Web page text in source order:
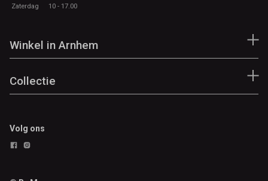
Zaterdag
10 - 17.00
Winkel in Arnhem
Collectie
Volg ons